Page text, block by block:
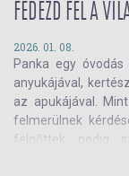
ismered legjobban
Olvass tovább!
FEDEZD FEL A
2026. 01. 08.
Panka egy
anyukájával,
az apukájával.
felmerülnek
felnőttek pedig